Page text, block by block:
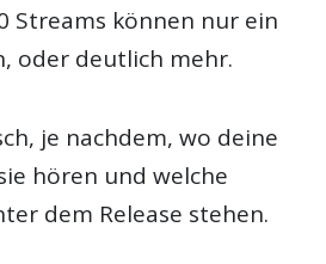
Streams können nur ein
oder deutlich mehr.
je nachdem, wo deine
hören und welche
dem Release stehen.